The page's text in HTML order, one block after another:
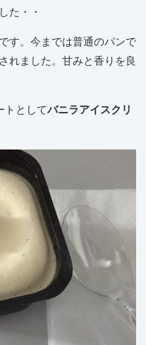
た・・
す。今までは普通のパンで
れました。甘みと香りを良
トとしてバニラアイスクリ